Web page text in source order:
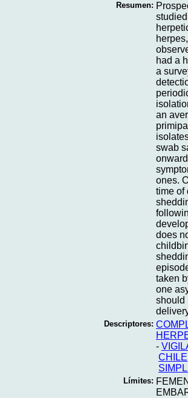
Resumen:
had a
a
an
swab
ones.
time of
does
taken
one
should
Descriptores:
-
CHILE
Límites: